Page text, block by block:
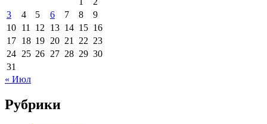
3
4 5 6 7 8
9
10 11 12 13 14 15 16
17 18 19 20 21 22 23
24 25 26 27 28 29 30
31
« Июл
Рубрики